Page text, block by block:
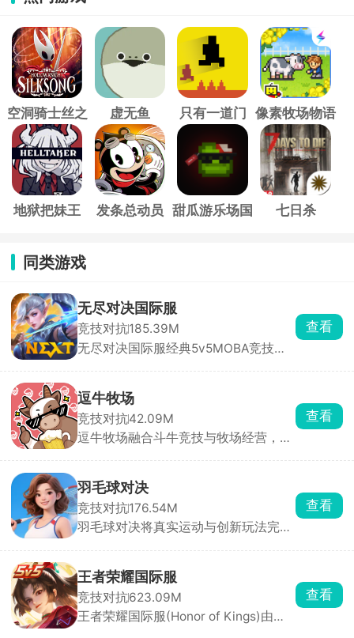
空洞骑士丝之
歌
虚无鱼 只有一道门 像素牧场物语
地狱把妹王 发条总动员
甜瓜游乐场国
七日杀
同类游戏
无尽对决国际服
竞技对抗185.39M
无尽对决国际服经典5v5MOBA竞技类
拥有70多位来自全球各国历史与神话的
经典角色，技能机制多达27种 ，操控
喜欢的英雄角色进入到实时对战中，根
据自己英雄的分路和推荐路线去对线和
查看
逗牛牧场
竞技对抗42.09M
逗牛牧场融合斗牛竞技与牧场经营，画
主，玩家拖动不同能量的小牛进入对应
赛道与对手对抗，同时可使用魔法能量
卡加持战斗力，卡牌搭配与能量管理直
接影响胜负，用牛打掉对手的牛、冲破
查看
羽毛球对决
竞技对抗176.54M
羽毛球对决将真实运动与创新玩法完美
事。游戏采用先进物理引擎，精准还原
羽毛球飞行轨迹、击球力度与旋转效
果，每一次挥拍都充满真实打击感。竖
屏操作设计，单手滑动即可模拟挥拍，
查看
王者荣耀国际服
竞技对抗623.09M
王者荣耀国际服(Honor of Kings)由腾
查看